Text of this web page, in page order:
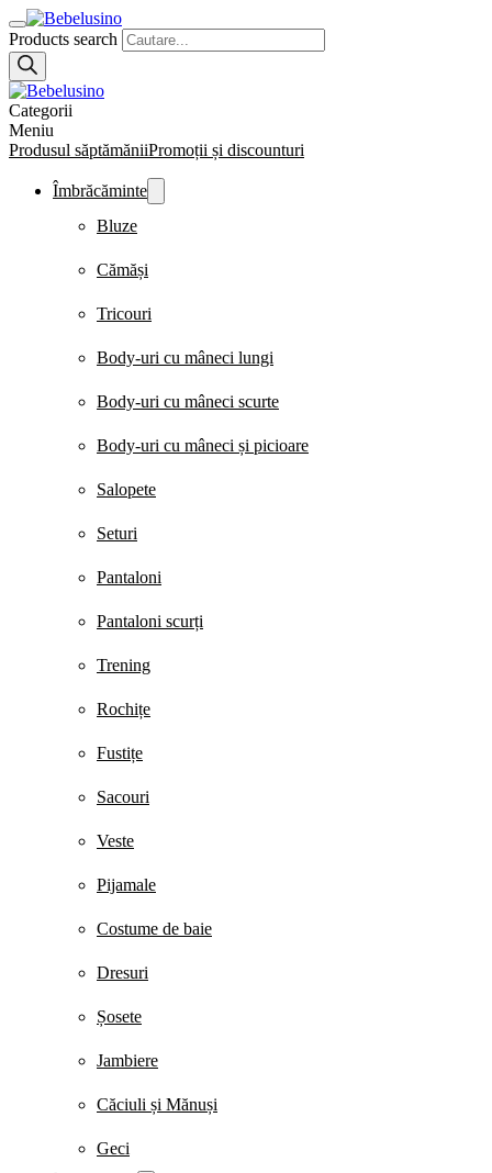
Products search
Categorii
Meniu
Produsul săptămăniiPromoții și discounturi
Îmbrăcăminte
Bluze
Cămăși
Tricouri
Body-uri cu mâneci lungi
Body-uri cu mâneci scurte
Body-uri cu mâneci și picioare
Salopete
Seturi
Pantaloni
Pantaloni scurți
Trening
Rochițe
Fustițe
Sacouri
Veste
Pijamale
Costume de baie
Dresuri
Șosete
Jambiere
Căciuli și Mănuși
Geci